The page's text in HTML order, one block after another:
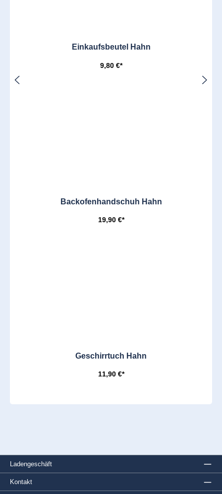
Einkaufsbeutel Hahn
9,80 €*
Backofenhandschuh Hahn
19,90 €*
Geschirrtuch Hahn
11,90 €*
Ladengeschäft
Kontakt